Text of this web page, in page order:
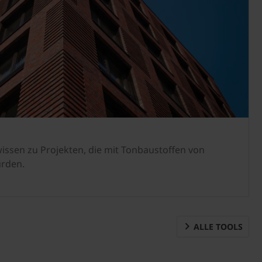
zu Projekten, die mit Tonbaustoffen von
ALLE TOOLS